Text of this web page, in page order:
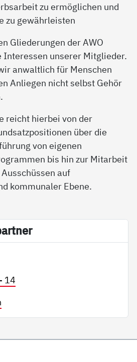
zu ermöglichen und
zu gewährleisten
Gliederungen der AWO
Interessen unserer Mitglieder.
anwaltlich für Menschen
Anliegen nicht selbst Gehör
reicht hierbei von der
über die
von eigenen
bis hin zur Mitarbeit
auf
kommunaler Ebene.
14